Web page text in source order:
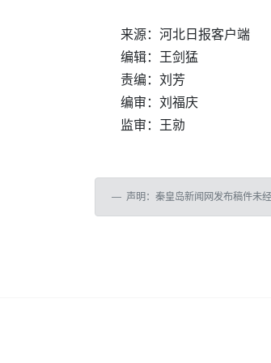
来源：河北日报客户端
编辑：王剑猛
责编：刘芳
编审：刘福庆
监审：王勍
声明：秦皇岛新闻网发布稿件未